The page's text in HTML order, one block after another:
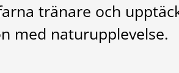
tränare och
med naturupplevelse.